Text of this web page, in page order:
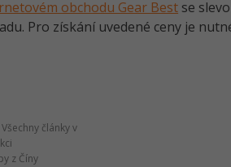
obchodu Gear Best se
Pro získání uvedené ceny je
Všechny články v
z Číny